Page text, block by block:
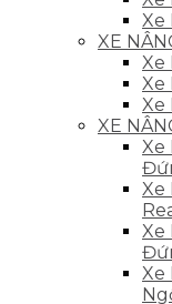
Xe
XE
Xe
Xe
Xe
XE
Xe
Xe
Xe
Xe